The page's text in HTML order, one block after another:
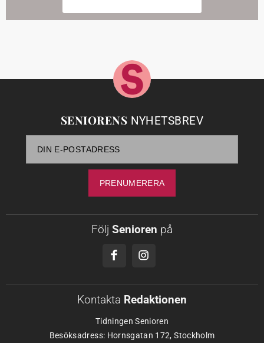
SENIORENS NYHETSBREV
Följ Senioren på
Kontakta Redaktionen
Tidningen Senioren
Besöksadress: Hornsgatan 172, Stockholm